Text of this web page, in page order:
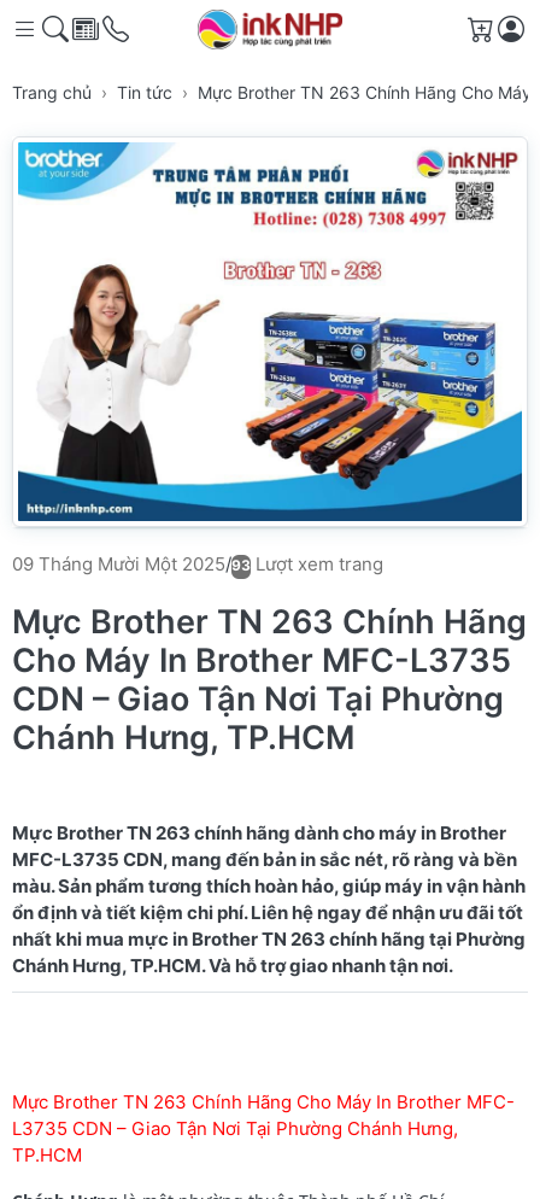
Giỏ
Trang chủ Tin tức Mực Brother TN 263 Chính Hãng Cho Máy
09 Tháng Mười Một 2025/93 Lượt xem trang
Mực Brother TN 263 Chính Hãng
Cho Máy In Brother MFC-L3735
CDN – Giao Tận Nơi Tại Phường
Chánh Hưng, TP.HCM
Mực Brother TN 263 chính hãng dành cho máy in Brother
MFC-L3735 CDN, mang đến bản in sắc nét, rõ ràng và bền
màu. Sản phẩm tương thích hoàn hảo, giúp máy in vận hành
ổn định và tiết kiệm chi phí. Liên hệ ngay để nhận ưu đãi tốt
nhất khi mua mực in Brother TN 263 chính hãng tại Phường
Mực Brother TN 263 Chính Hãng Cho Máy In Brother MFC-
L3735 CDN – Giao Tận Nơi Tại Phường Chánh Hưng,
TP.HCM